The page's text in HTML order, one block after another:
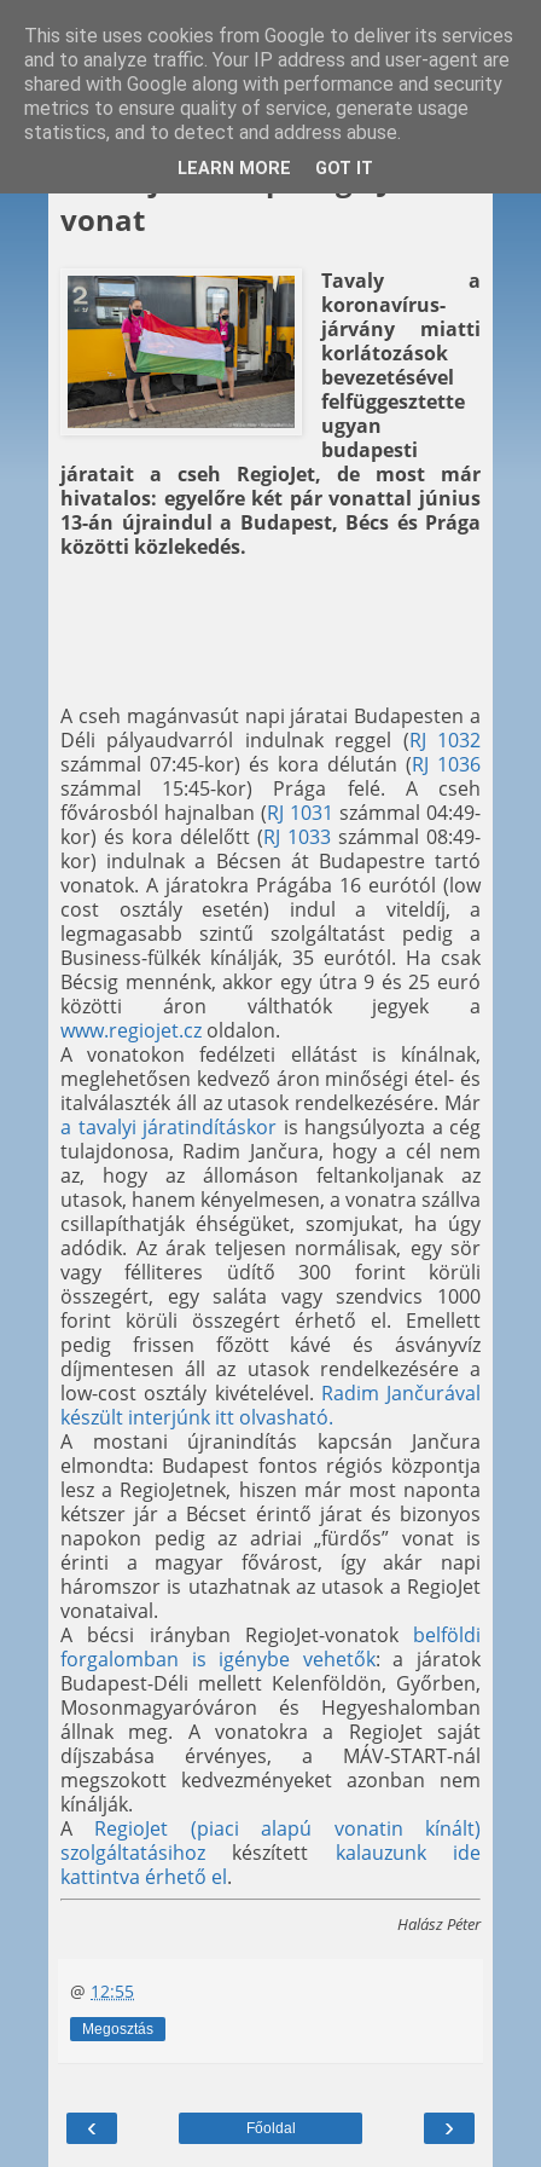
2021. 05. 31.
Ismét jön a napi RegioJet-
vonat
Tavaly a
koronavírus-
járvány miatti
korlátozások
bevezetésével
felfüggesztette
ugyan
budapesti
járatait a cseh RegioJet, de most már
hivatalos: egyelőre két pár vonattal június
13-án újraindul a Budapest, Bécs és Prága
közötti közlekedés.
A cseh magánvasút napi járatai Budapesten a
Déli pályaudvarról indulnak reggel (RJ 1032
számmal 07:45-kor) és kora délután (RJ 1036
számmal 15:45-kor) Prága felé. A cseh
fővárosból hajnalban (RJ 1031 számmal 04:49-
kor) és kora délelőtt (RJ 1033 számmal 08:49-
kor) indulnak a Bécsen át Budapestre tartó
vonatok. A járatokra Prágába 16 eurótól (low
cost osztály esetén) indul a viteldíj, a
legmagasabb szintű szolgáltatást pedig a
Business-fülkék kínálják, 35 eurótól. Ha csak
Bécsig mennénk, akkor egy útra 9 és 25 euró
közötti áron válthatók jegyek a
www.regiojet.cz oldalon.
A vonatokon fedélzeti ellátást is kínálnak,
meglehetősen kedvező áron minőségi étel- és
italválaszték áll az utasok rendelkezésére. Már
a tavalyi járatindításkor is hangsúlyozta a cég
tulajdonosa, Radim Jančura, hogy a cél nem
az, hogy az állomáson feltankoljanak az
utasok, hanem kényelmesen, a vonatra szállva
csillapíthatják éhségüket, szomjukat, ha úgy
adódik. Az árak teljesen normálisak, egy sör
vagy félliteres üdítő 300 forint körüli
összegért, egy saláta vagy szendvics 1000
forint körüli összegért érhető el. Emellett
pedig frissen főzött kávé és ásványvíz
díjmentesen áll az utasok rendelkezésére a
low-cost osztály kivételével. Radim Jančurával
készült interjúnk itt olvasható.
A mostani újranindítás kapcsán Jančura
elmondta: Budapest fontos régiós központja
lesz a RegioJetnek, hiszen már most naponta
kétszer jár a Bécset érintő járat és bizonyos
napokon pedig az adriai „fürdős” vonat is
érinti a magyar fővárost, így akár napi
háromszor is utazhatnak az utasok a RegioJet
vonataival.
A bécsi irányban RegioJet-vonatok belföldi
forgalomban is igénybe vehetők: a járatok
Budapest-Déli mellett Kelenföldön, Győrben,
Mosonmagyaróváron és Hegyeshalomban
állnak meg. A vonatokra a RegioJet saját
díjszabása érvényes, a MÁV-START-nál
megszokott kedvezményeket azonban nem
kínálják.
A RegioJet (piaci alapú vonatin kínált)
szolgáltatásihoz készített kalauzunk ide
kattintva érhető el.
Halász Péter
@ 12:55
Megosztás
‹ ›
Főoldal
This site uses cookies from Google to deliver its services
and to analyze traffic. Your IP address and user-agent are
shared with Google along with performance and security
metrics to ensure quality of service, generate usage
statistics, and to detect and address abuse.
LEARN MORE GOT IT